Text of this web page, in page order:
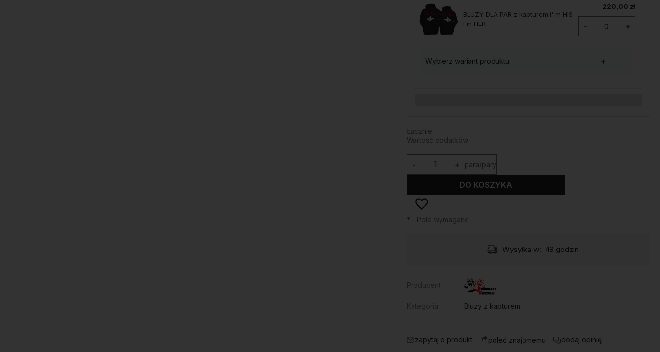
BLUZY DLA PAR z kapturem I' m HIS
I'm HER
220,00 zł
- +
Wybierz wariant produktu:
*
*
BIAŁA
Łącznie
Wartość dodatków
+
- para/pary
DO KOSZYKA
* - Pole wymagane
Wysyłka w: 48 godzin
Bluzy z kapturem
zapytaj o produkt poleć znajomemu dodaj opinię